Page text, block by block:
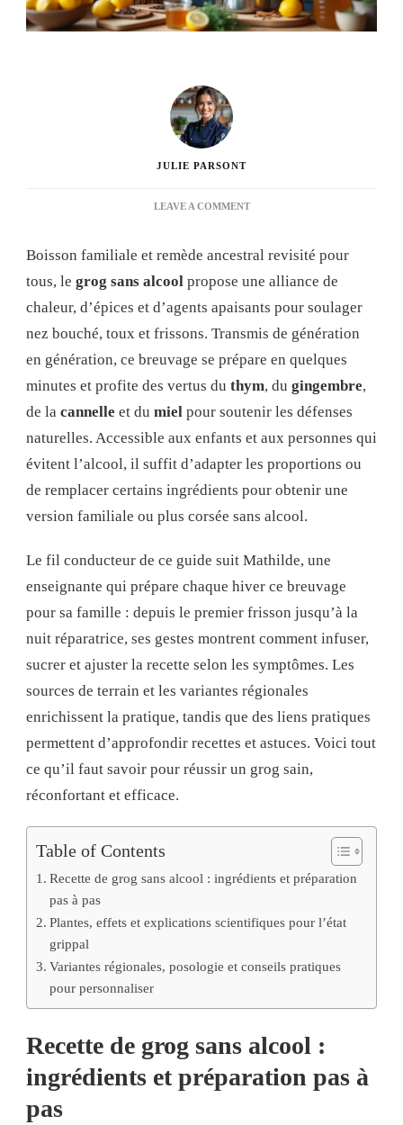
JULIE PARSONT
LEAVE A COMMENTON
SANS
ALCOOL
GUIDE
POUR
RÉUSSIR
BOISSON
RÉCONFORTANTE
SAINE
Boisson familiale et remède ancestral revisité pour
tous, le grog sans alcool propose une alliance de
chaleur, d’épices et d’agents apaisants pour soulager
nez bouché, toux et frissons. Transmis de génération
en génération, ce breuvage se prépare en quelques
minutes et profite des vertus du thym, du gingembre,
de la cannelle et du miel pour soutenir les défenses
naturelles. Accessible aux enfants et aux personnes qui
évitent l’alcool, il suffit d’adapter les proportions ou
de remplacer certains ingrédients pour obtenir une
version familiale ou plus corsée sans alcool.
Le fil conducteur de ce guide suit Mathilde, une
enseignante qui prépare chaque hiver ce breuvage
pour sa famille : depuis le premier frisson jusqu’à la
nuit réparatrice, ses gestes montrent comment infuser,
sucrer et ajuster la recette selon les symptômes. Les
sources de terrain et les variantes régionales
enrichissent la pratique, tandis que des liens pratiques
permettent d’approfondir recettes et astuces. Voici tout
ce qu’il faut savoir pour réussir un grog sain,
réconfortant et efficace.
Table of Contents
Recette de grog sans alcool : ingrédients et préparation
pas à pas
Plantes, effets et explications scientifiques pour l’état
grippal
Variantes régionales, posologie et conseils pratiques
pour personnaliser
Recette de grog sans alcool :
ingrédients et préparation pas à
pas